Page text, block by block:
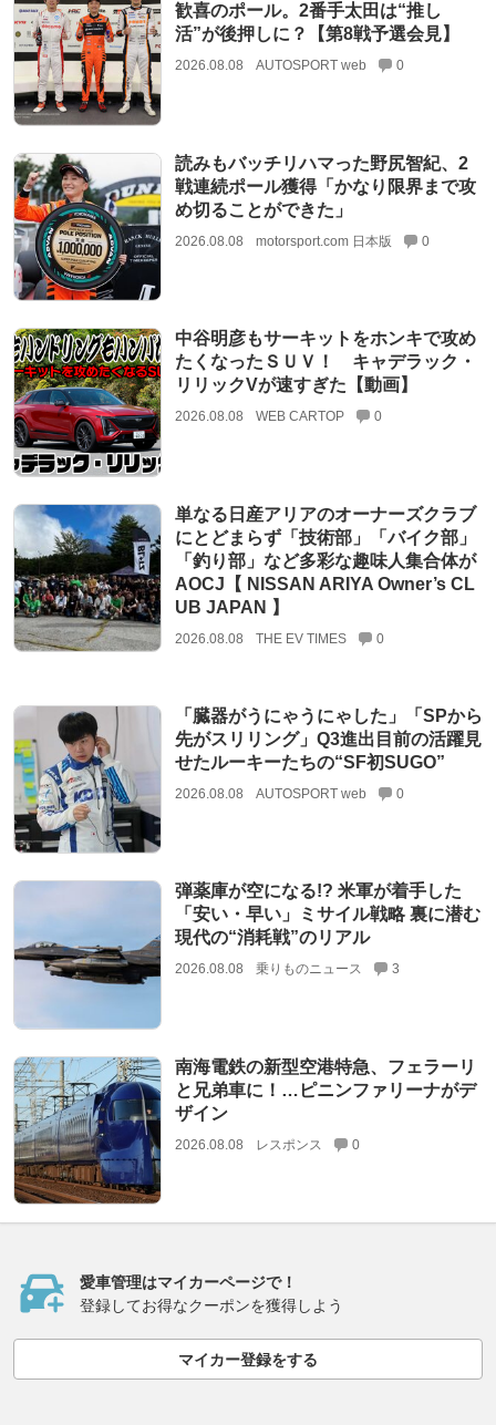
歓喜のポール。2番手太田は“推し
活”が後押しに？【第8戦予選会見】
2026.08.08 AUTOSPORT web 0
読みもバッチリハマった野尻智紀、2
戦連続ポール獲得「かなり限界まで攻
め切ることができた」
2026.08.08 motorsport.com 日本版 0
中谷明彦もサーキットをホンキで攻め
たくなったＳＵＶ！ キャデラック・
リリックVが速すぎた【動画】
2026.08.08 WEB CARTOP 0
単なる日産アリアのオーナーズクラブ
にとどまらず「技術部」「バイク部」
「釣り部」など多彩な趣味人集合体が
AOCJ【 NISSAN ARIYA Owner’s CL
UB JAPAN 】
2026.08.08 THE EV TIMES 0
「臓器がうにゃうにゃした」「SPから
先がスリリング」Q3進出目前の活躍見
せたルーキーたちの“SF初SUGO”
2026.08.08 AUTOSPORT web 0
弾薬庫が空になる!? 米軍が着手した
「安い・早い」ミサイル戦略 裏に潜む
現代の“消耗戦”のリアル
2026.08.08 乗りものニュース 3
南海電鉄の新型空港特急、フェラーリ
と兄弟車に！…ピニンファリーナがデ
ザイン
2026.08.08 レスポンス 0
愛車管理はマイカーページで！
登録してお得なクーポンを獲得しよう
マイカー登録をする